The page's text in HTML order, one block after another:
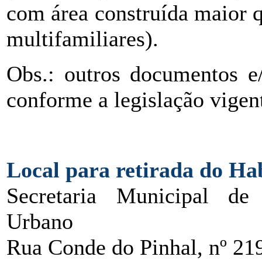
com área construída maior
multifamiliares).
Obs.: outros documentos
conforme a legislação
Local para retirada do
Secretaria Municipal de
Urbano
Rua Conde do Pinhal, nº